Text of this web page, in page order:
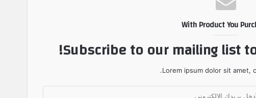
With Product You
Subscribe to our mailing list
Lorem ipsum dolor sit amet,